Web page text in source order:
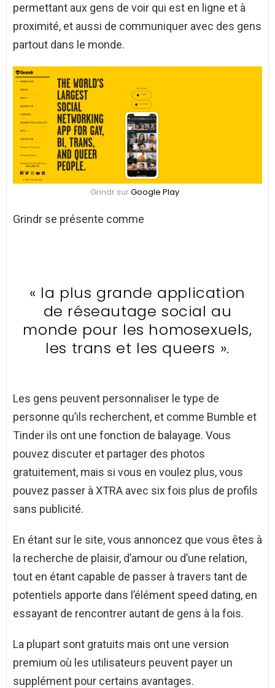
permettant aux gens de voir qui est en ligne et à
proximité, et aussi de communiquer avec des gens
partout dans le monde.
Grindr surGoogle Play
Grindr se présente comme
« la plus grande application
de réseautage social au
monde pour les homosexuels,
les trans et les queers ».
Les gens peuvent personnaliser le type de
personne qu’ils recherchent, et comme Bumble et
Tinder ils ont une fonction de balayage. Vous
pouvez discuter et partager des photos
gratuitement, mais si vous en voulez plus, vous
pouvez passer à XTRA avec six fois plus de profils
sans publicité.
En étant sur le site, vous annoncez que vous êtes à
la recherche de plaisir, d’amour ou d’une relation,
tout en étant capable de passer à travers tant de
potentiels apporte dans l’élément speed dating, en
essayant de rencontrer autant de gens à la fois.
La plupart sont gratuits mais ont une version
premium où les utilisateurs peuvent payer un
supplément pour certains avantages.